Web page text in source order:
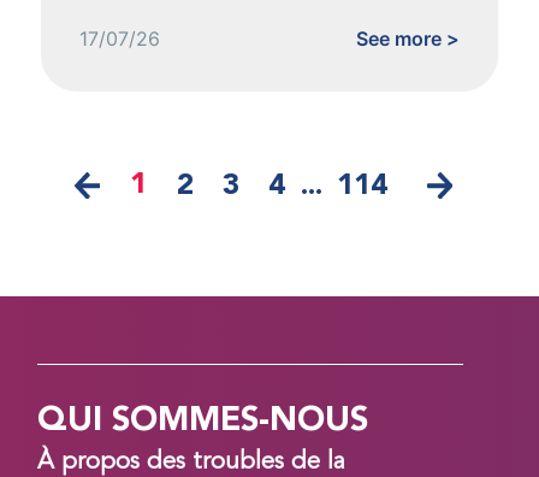
17/07/26 See more >
1 2 3 4 ... 114
QUI SOMMES-NOUS
À propos des troubles de la